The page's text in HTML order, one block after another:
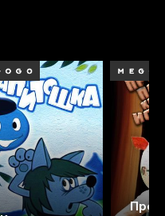
Про